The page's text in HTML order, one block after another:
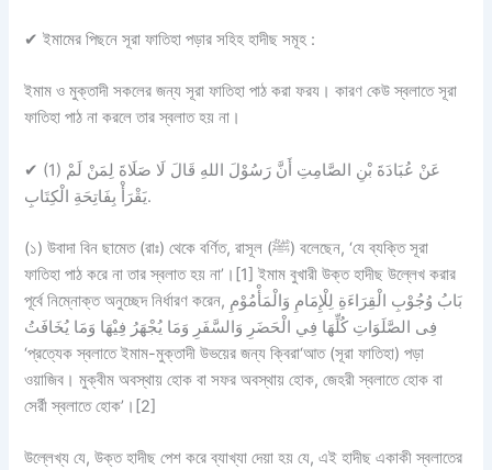
✔ ইমামের পিছনে সূরা ফাতিহা পড়ার সহিহ হাদীছ সমূহ :
ইমাম ও মুক্তাদী সকলের জন্য সূরা ফাতিহা পাঠ করা ফরয। কারণ কেউ স্বলাতে সূরা
ফাতিহা পাঠ না করলে তার স্বলাত হয় না।
✔ (1) عَنْ عُبَادَةَ بْنِ الصَّامِتِ أَنَّ رَسُوْلَ اللهِ قَالَ لَا صَلَاةَ لِمَنْ لَمْ
يَقْرَأْ بِفَاتِحَةِ الْكِتَابِ.
(১) উবাদা বিন ছামেত (রাঃ) থেকে বর্ণিত, রাসূল (ﷺ) বলেছেন, ‘যে ব্যক্তি সূরা
ফাতিহা পাঠ করে না তার স্বলাত হয় না’।[1] ইমাম বুখারী উক্ত হাদীছ উল্লেখ করার
পূর্বে নিম্নোক্ত অনুচ্ছেদ নির্ধারণ করেন, بَابُ وُجُوْبِ الْقِرَاءَةِ لِلْإِمَامِ وَالْمَأْمُوْمِ
فِى الصَّلَوَاتِ كُلِّهَا فِي الْحَضَرِ وَالسَّفَرِ وَمَا يُجْهَرُ فِيْهَا وَمَا يُخَافَتُ
‘প্রত্যেক স্বলাতে ইমাম-মুক্তাদী উভয়ের জন্য ক্বিরা‘আত (সূরা ফাতিহা) পড়া
ওয়াজিব। মুক্বীম অবস্থায় হোক বা সফর অবস্থায় হোক, জেহরী স্বলাতে হোক বা
সের্রী স্বলাতে হোক’।[2]
উল্লেখ্য যে, উক্ত হাদীছ পেশ করে ব্যাখ্যা দেয়া হয় যে, এই হাদীছ একাকী স্বলাতের